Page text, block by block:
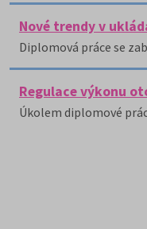
Nové trendy v
Diplomová práce se
Regulace výkonu
Úkolem diplomové